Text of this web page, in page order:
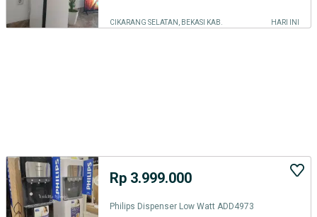
CIKARANG SELATAN, BEKASI KAB. HARI INI
Rp 3.999.000
Philips Dispenser Low Watt ADD4973